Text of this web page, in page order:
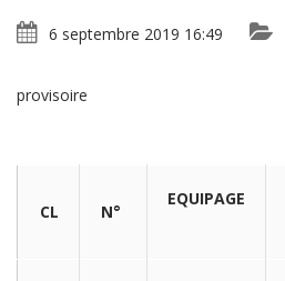
6 septembre 2019 16:49
provisoire
CL N°
EQUIPAGE